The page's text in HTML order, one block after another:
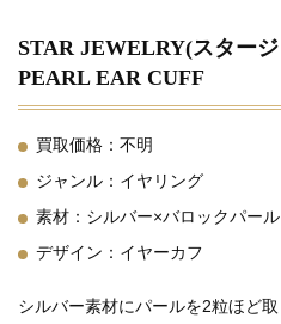
STAR JEWELRY(スター
PEARL EAR CUFF
買取価格：不明
ジャンル：イヤリング
素材：シルバー×バロックパール
デザイン：イヤーカフ
シルバー素材にパールを2粒ほど